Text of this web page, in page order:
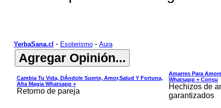
YerbaSana.cl - Esoterismo- Aura
Cambia Tu Vida, DÁndole Suerte, Amor,salud Y Fortuna,
Alta Magia Whatsapp +
Retorno de pareja
Amarres Para
Whatsapp + Consu
Hechizos de
garantizados